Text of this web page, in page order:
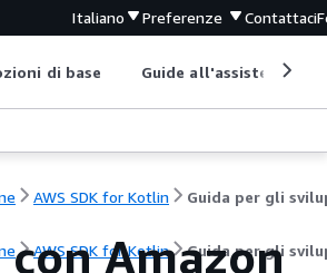
Italiano Preferenze Contattaci
di base Guide all'assistenza
AWS SDK for Kotlin
AWS SDK for Kotlin Guida per gli
con Amazon